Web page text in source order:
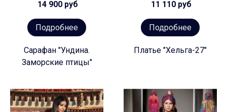
14 900 руб
Подробнее
Сарафан "Ундина.
Заморские птицы"
11 110 руб
Подробнее
Платье "Хельга-27"